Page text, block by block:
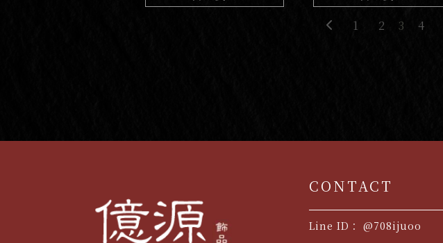
1
2 3 4
@708ijuoo